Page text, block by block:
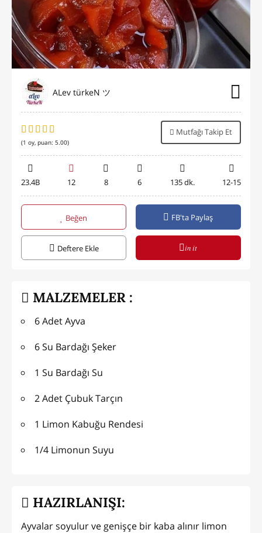
ALev türkeN ツ
(1 oy, puan: 5.00)
Mutfağı Takip Et
23.4B 12 8 6 135 dk. 12-15
Beğen FB'ta Paylaş
Deftere Ekle in it
MALZEMELER :
6 Adet Ayva
6 Su Bardağı Şeker
1 Su Bardağı Su
2 Adet Çubuk Tarçın
1 Limon Kabuğu Rendesi
1/4 Limonun Suyu
HAZIRLANIŞI:
Ayvalar soyulur ve genişçe bir kaba alınır limon